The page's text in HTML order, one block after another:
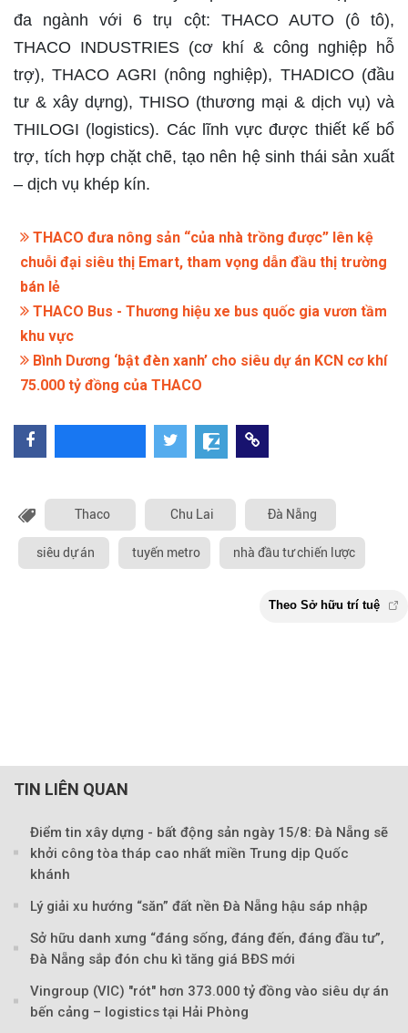
đa ngành với 6 trụ cột: THACO AUTO (ô tô),
THACO INDUSTRIES (cơ khí & công nghiệp hỗ
trợ), THACO AGRI (nông nghiệp), THADICO (đầu
tư & xây dựng), THISO (thương mại & dịch vụ) và
THILOGI (logistics). Các lĩnh vực được thiết kế bổ
trợ, tích hợp chặt chẽ, tạo nên hệ sinh thái sản xuất
– dịch vụ khép kín.
THACO đưa nông sản “của nhà trồng được” lên kệ
chuỗi đại siêu thị Emart, tham vọng dẫn đầu thị trường
bán lẻ
THACO Bus - Thương hiệu xe bus quốc gia vươn tầm
khu vực
Bình Dương ‘bật đèn xanh’ cho siêu dự án KCN cơ khí
75.000 tỷ đồng của THACO
Thaco Chu Lai Đà Nẵng
siêu dự án tuyến metro nhà đầu tư chiến lược
TIN LIÊN QUAN
Điểm tin xây dựng - bất động sản ngày 15/8: Đà Nẵng sẽ
khởi công tòa tháp cao nhất miền Trung dịp Quốc
khánh
Lý giải xu hướng “săn” đất nền Đà Nẵng hậu sáp nhập
Sở hữu danh xưng “đáng sống, đáng đến, đáng đầu tư”,
Đà Nẵng sắp đón chu kì tăng giá BĐS mới
Vingroup (VIC) "rót" hơn 373.000 tỷ đồng vào siêu dự án
bến cảng – logistics tại Hải Phòng